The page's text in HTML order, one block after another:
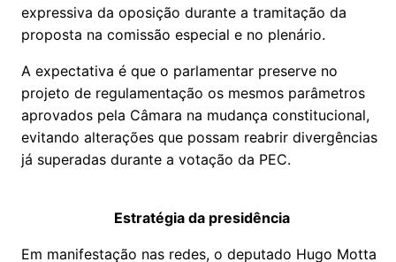
expressiva da oposição durante a tramitação da
proposta na comissão especial e no plenário.
A expectativa é que o parlamentar preserve no
projeto de regulamentação os mesmos parâmetros
aprovados pela Câmara na mudança constitucional,
evitando alterações que possam reabrir divergências
já superadas durante a votação da PEC.
Estratégia da presidência
Em manifestação nas redes, o deputado Hugo Motta